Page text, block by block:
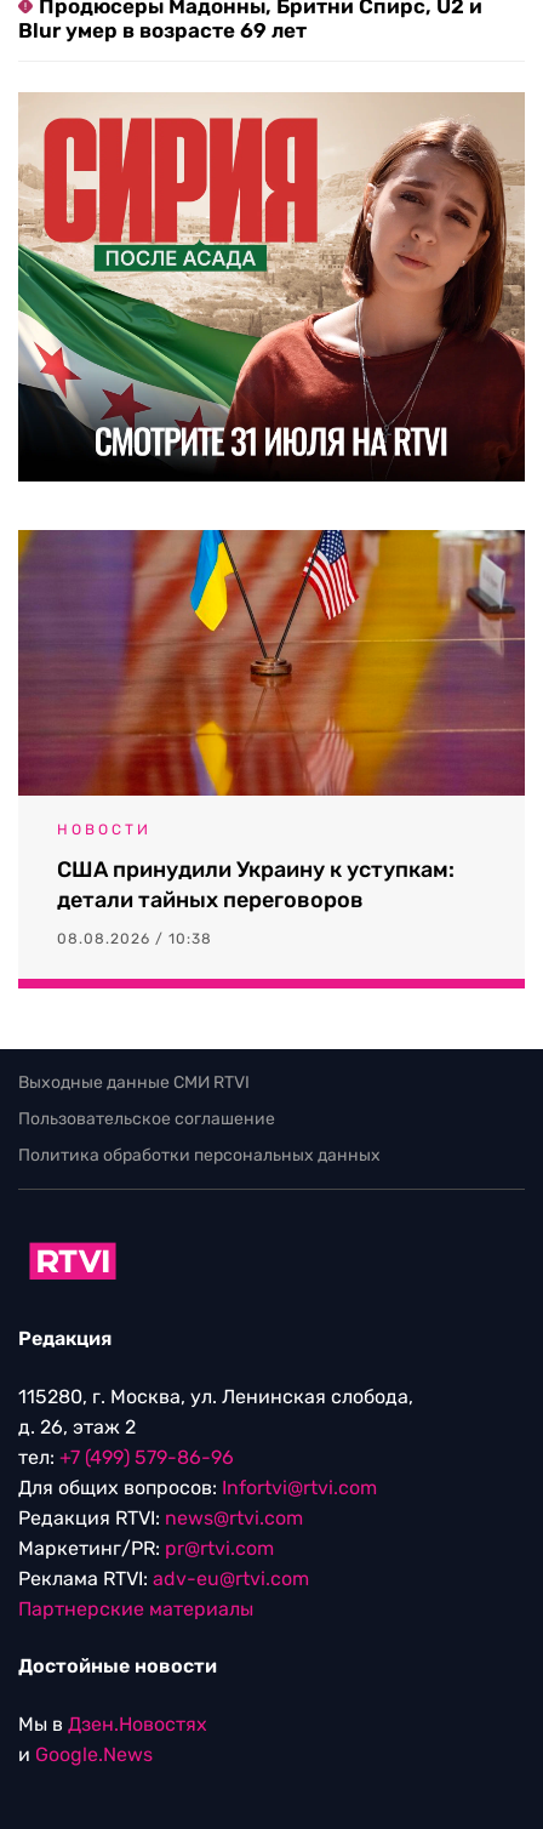
Продюсеры Мадонны, Бритни Спирс, U2 и
Blur умер в возрасте 69 лет
НОВОСТИ
США принудили Украину к уступкам:
детали тайных переговоров
08.08.2026 / 10:38
Выходные данные СМИ RTVI
Пользовательское соглашение
Политика обработки персональных данных
Редакция
115280, г. Москва, ул. Ленинская слобода,
д. 26, этаж 2
тел: +7 (499) 579-86-96
Для общих вопросов: Infortvi@rtvi.com
Редакция RTVI: news@rtvi.com
Маркетинг/PR: pr@rtvi.com
Реклама RTVI: adv-eu@rtvi.com
Партнерские материалы
Достойные новости
Мы в Дзен.Новостях
и Google.News